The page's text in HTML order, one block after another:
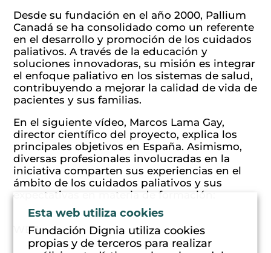
Desde su fundación en el año 2000, Pallium
Canadá se ha consolidado como un referente
en el desarrollo y promoción de los cuidados
paliativos. A través de la educación y
soluciones innovadoras, su misión es integrar
el enfoque paliativo en los sistemas de salud,
contribuyendo a mejorar la calidad de vida de
pacientes y sus familias.
En el siguiente vídeo, Marcos Lama Gay,
director científico del proyecto, explica los
principales objetivos en España. Asimismo,
diversas profesionales involucradas en la
iniciativa comparten sus experiencias en el
ámbito de los cuidados paliativos y sus
expectativas en materia de formación:
video
WEB:Web de proyecto Pallium en España
Esta web utiliza cookies
Fundación Dignia utiliza cookies
propias y de terceros para realizar